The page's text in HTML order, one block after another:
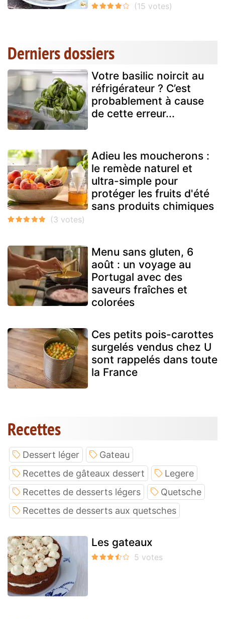
Derniers dossiers
Votre basilic noircit au
réfrigérateur ? C’est
probablement à cause
de cette erreur...
Adieu les moucherons :
le remède naturel et
ultra-simple pour
protéger les fruits d'été
sans produits chimiques
Menu sans gluten, 6
août : un voyage au
Portugal avec des
saveurs fraîches et
colorées
Ces petits pois-carottes
surgelés vendus chez U
sont rappelés dans toute
la France
Recettes
Dessert léger
Gateau
Recettes de gâteaux dessert
Legere
Recettes de desserts légers
Quetsche
Recettes de desserts aux quetsches
Les gateaux